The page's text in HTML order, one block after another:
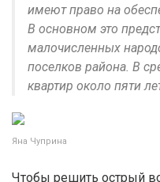
имеют право на
В основном это
малочисленных
поселков района. В
квартир около пяти
Яна Чуприна
Чтобы решить острый